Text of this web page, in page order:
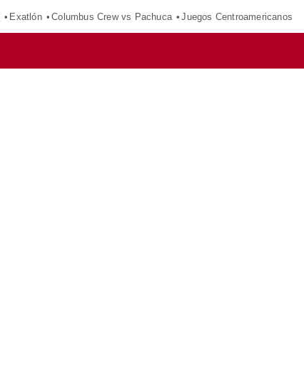
Exatlón Columbus Crew vs Pachuca Juegos Centroamericanos